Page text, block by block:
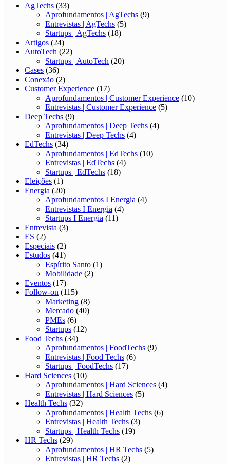
AgTechs (33)
Aprofundamentos | AgTechs (9)
Entrevistas | AgTechs (5)
Startups | AgTechs (18)
Artigos (24)
AutoTech (22)
Startups | AutoTech (20)
Cases (36)
Conexão (2)
Customer Experience (17)
Aprofundamentos | Customer Experience (10)
Entrevistas | Customer Experience (5)
Deep Techs (9)
Aprofundamentos | Deep Techs (4)
Entrevistas | Deep Techs (4)
EdTechs (34)
Aprofundamentos | EdTechs (10)
Entrevistas | EdTechs (4)
Startups | EdTechs (18)
Eleições (1)
Energia (20)
Aprofundamentos I Energia (4)
Entrevistas I Energia (4)
Startups I Energia (11)
Entrevista (3)
ES (2)
Especiais (2)
Estudos (41)
Espírito Santo (1)
Mobilidade (2)
Eventos (17)
Follow-on (115)
Marketing (8)
Mercado (40)
PMEs (6)
Startups (12)
Food Techs (34)
Aprofundamentos | FoodTechs (9)
Entrevistas | Food Techs (6)
Startups | FoodTechs (17)
Hard Sciences (10)
Aprofundamentos | Hard Sciences (4)
Entrevistas | Hard Sciences (5)
Health Techs (32)
Aprofundamentos | Health Techs (6)
Entrevistas | Health Techs (3)
Startups | Health Techs (19)
HR Techs (29)
Aprofundamentos | HR Techs (5)
Entrevistas | HR Techs (2)